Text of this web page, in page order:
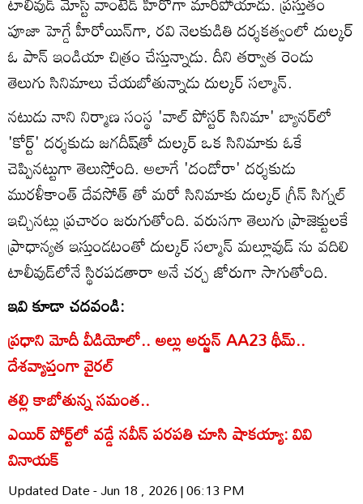
పూజా హెగ్డే హీరోయిన్‌గా, రవి నెలకుడితి దర్శకత్వంలో దుల్కర్‌
ఓ పాన్ ఇండియా చిత్రం చేస్తున్నాడు. దీని తర్వాత రెండు
తెలుగు సినిమాలు చేయబోతున్నాడు దుల్కర్ సల్మాన్‌.
నటుడు నాని నిర్మాణ సంస్థ 'వాల్ పోస్టర్ సినిమా' బ్యానర్‌లో
'కోర్ట్' దర్శకుడు జగదీష్‌తో దుల్కర్‌ ఒక సినిమాకు ఓకే
చెప్పినట్టుగా తెలుస్తోంది. అలాగే 'దండోరా' దర్శకుడు
మురళీకాంత్ దేవసోత్ తో మరో సినిమాకు దుల్కర్ గ్రీన్ సిగ్నల్
ఇచ్చినట్లు ప్రచారం జరుగుతోంది. వరుసగా తెలుగు ప్రాజెక్టులకే
ప్రాధాన్యత ఇస్తుండటంతో దుల్కర్ సల్మాన్ మల్లూవుడ్ ను వదిలి
టాలీవుడ్‌లోనే స్థిరపడతారా అనే చర్చ జోరుగా సాగుతోంది.
ఇవి కూడా చదవండి:
ప్రధాని మోదీ వీడియోలో.. అల్లు అర్జున్‌ AA23 థీమ్..
దేశవ్యాప్తంగా వైరల్
తల్లి కాబోతున్న సమంత..
ఎయిర్ పోర్ట్‌లో వడ్డే నవీన్ పరపతి చూసి షాకయ్యా: వివి
వినాయక్
Updated Date - Jun 18 , 2026 | 06:13 PM